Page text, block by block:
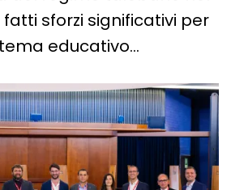
fatti sforzi significativi per
educativo…